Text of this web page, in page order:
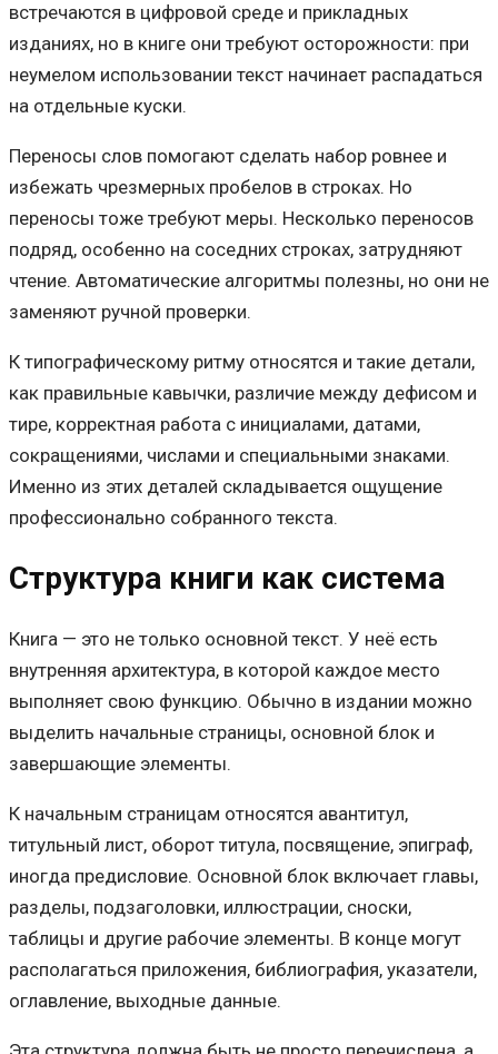
встречаются в цифровой среде и прикладных
изданиях, но в книге они требуют осторожности: при
неумелом использовании текст начинает распадаться
на отдельные куски.
Переносы слов помогают сделать набор ровнее и
избежать чрезмерных пробелов в строках. Но
переносы тоже требуют меры. Несколько переносов
подряд, особенно на соседних строках, затрудняют
чтение. Автоматические алгоритмы полезны, но они не
заменяют ручной проверки.
К типографическому ритму относятся и такие детали,
как правильные кавычки, различие между дефисом и
тире, корректная работа с инициалами, датами,
сокращениями, числами и специальными знаками.
Именно из этих деталей складывается ощущение
профессионально собранного текста.
Структура книги как система
Книга — это не только основной текст. У неё есть
внутренняя архитектура, в которой каждое место
выполняет свою функцию. Обычно в издании можно
выделить начальные страницы, основной блок и
завершающие элементы.
К начальным страницам относятся авантитул,
титульный лист, оборот титула, посвящение, эпиграф,
иногда предисловие. Основной блок включает главы,
разделы, подзаголовки, иллюстрации, сноски,
таблицы и другие рабочие элементы. В конце могут
располагаться приложения, библиография, указатели,
оглавление, выходные данные.